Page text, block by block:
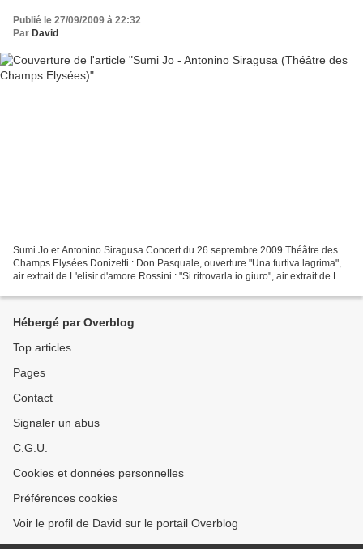
Publié le 27/09/2009 à 22:32
Par David
Sumi Jo et Antonino Siragusa Concert du 26 septembre 2009 Théâtre des
Champs Elysées Donizetti : Don Pasquale, ouverture "Una furtiva lagrima",
air extrait de L'elisir d'amore Rossini : "Si ritrovarla io giuro", air extrait de La
Hébergé par Overblog
Top articles
Pages
Contact
Signaler un abus
C.G.U.
Cookies et données personnelles
Préférences cookies
Voir le profil de David sur le portail Overblog